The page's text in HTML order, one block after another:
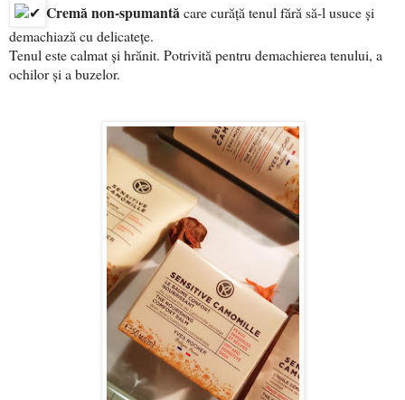
Cremă non-spumantă care curăță tenul fără să-l usuce și
demachiază cu delicatețe.
Tenul este calmat și hrănit. Potrivită pentru demachierea tenului, a
ochilor și a buzelor.